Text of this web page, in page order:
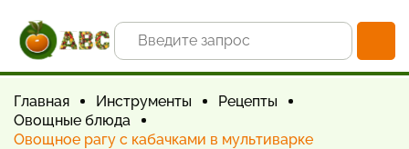
Главная Инструменты
Рецепты
Овощные блюда
Овощное рагу с кабачками в мультиварке